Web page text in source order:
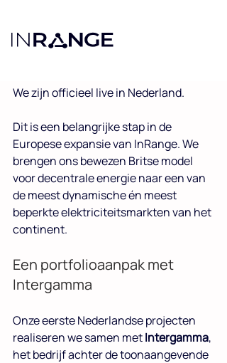
Hoi Nederland! InRange
We zijn officieel live in Nederland.
Dit is een belangrijke stap in de
Europese expansie van InRange. We
brengen ons bewezen Britse model
voor decentrale energie naar een van
de meest dynamische én meest
beperkte elektriciteitsmarkten van het
continent.
Een portfolioaanpak met
Intergamma
Onze eerste Nederlandse projecten
realiseren we samen met Intergamma,
het bedrijf achter de toonaangevende